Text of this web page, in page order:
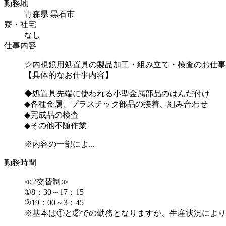
勤務地
青森県 黒石市
寮・社宅
なし
仕事内容
☆内視鏡用処置具の製品加工・組み立て・検査のお仕
【具体的なお仕事内容】
◆処置具先端に使われる小型金属部品のはんだ付け
◆各種金属、プラスチック部品の接着、組み合わせ
◆完成品の検査
◆その他不随作業
※内容の一部によ...
勤務時間
≪2交替制≫
①8：30～17：15
②19：00～3：45
※基本は①と②での勤務となりますが、生産状況によ